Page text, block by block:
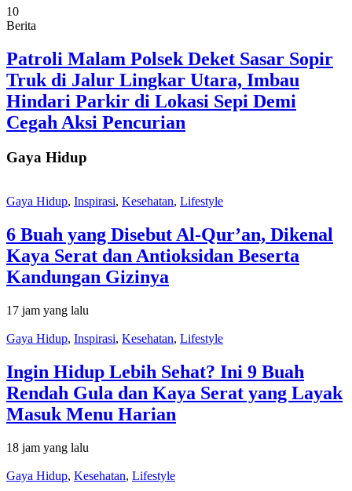
10
Berita
Patroli Malam Polsek Deket Sasar Sopir
Truk di Jalur Lingkar Utara, Imbau
Hindari Parkir di Lokasi Sepi Demi
Cegah Aksi Pencurian
Gaya Hidup
Gaya Hidup, Inspirasi, Kesehatan, Lifestyle
6 Buah yang Disebut Al-Qur’an, Dikenal
Kaya Serat dan Antioksidan Beserta
Kandungan Gizinya
17 jam yang lalu
Gaya Hidup, Inspirasi, Kesehatan, Lifestyle
Ingin Hidup Lebih Sehat? Ini 9 Buah
Rendah Gula dan Kaya Serat yang Layak
Masuk Menu Harian
18 jam yang lalu
Gaya Hidup, Kesehatan, Lifestyle